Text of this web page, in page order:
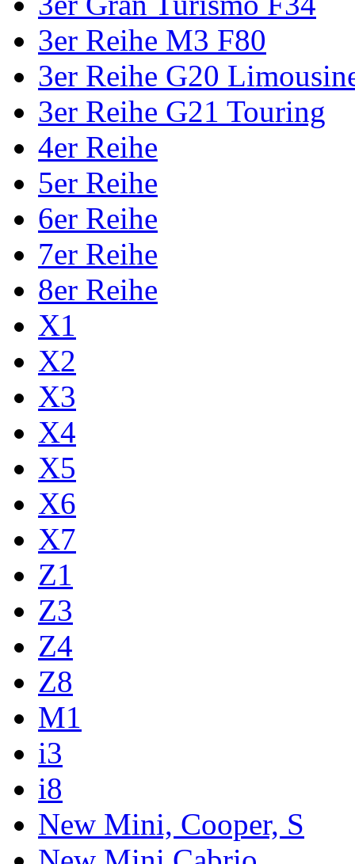
3er Reihe M3 F80
3er Reihe G20
3er Reihe G21 Touring
4er Reihe
5er Reihe
6er Reihe
7er Reihe
8er Reihe
X1
X2
X3
X4
X5
X6
X7
Z1
Z3
Z4
Z8
M1
i3
i8
New Mini, Cooper, S